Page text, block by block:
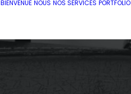
BIENVENUE NOUS NOS SERVICES PORTFOLIO